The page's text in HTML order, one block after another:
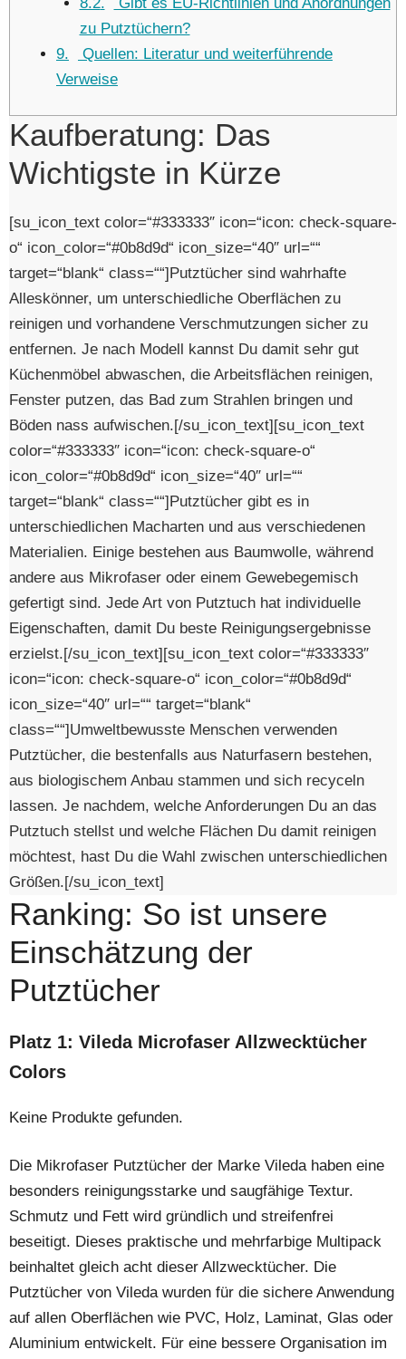
zu Putztüchern?
9
Quellen: Literatur und weiterführende
Verweise
Kaufberatung: Das
Wichtigste in Kürze
[su_icon_text color=“#333333″ icon=“icon: check-square-
o“ icon_color=“#0b8d9d“ icon_size=“40″ url=““
target=“blank“ class=““]Putztücher sind wahrhafte
Alleskönner, um unterschiedliche Oberflächen zu
reinigen und vorhandene Verschmutzungen sicher zu
entfernen. Je nach Modell kannst Du damit sehr gut
Küchenmöbel abwaschen, die Arbeitsflächen reinigen,
Fenster putzen, das Bad zum Strahlen bringen und
Böden nass aufwischen.[/su_icon_text][su_icon_text
color=“#333333″ icon=“icon: check-square-o“
icon_color=“#0b8d9d“ icon_size=“40″ url=““
target=“blank“ class=““]Putztücher gibt es in
unterschiedlichen Macharten und aus verschiedenen
Materialien. Einige bestehen aus Baumwolle, während
andere aus Mikrofaser oder einem Gewebegemisch
gefertigt sind. Jede Art von Putztuch hat individuelle
Eigenschaften, damit Du beste Reinigungsergebnisse
erzielst.[/su_icon_text][su_icon_text color=“#333333″
icon=“icon: check-square-o“ icon_color=“#0b8d9d“
icon_size=“40″ url=““ target=“blank“
class=““]Umweltbewusste Menschen verwenden
Putztücher, die bestenfalls aus Naturfasern bestehen,
aus biologischem Anbau stammen und sich recyceln
lassen. Je nachdem, welche Anforderungen Du an das
Putztuch stellst und welche Flächen Du damit reinigen
möchtest, hast Du die Wahl zwischen unterschiedlichen
Größen.[/su_icon_text]
Ranking: So ist unsere
Einschätzung der
Putztücher
Platz 1: Vileda Microfaser Allzwecktücher
Colors
Keine Produkte gefunden.
Die Mikrofaser Putztücher der Marke Vileda haben eine
besonders reinigungsstarke und saugfähige Textur.
Schmutz und Fett wird gründlich und streifenfrei
beseitigt. Dieses praktische und mehrfarbige Multipack
beinhaltet gleich acht dieser Allzwecktücher. Die
Putztücher von Vileda wurden für die sichere Anwendung
auf allen Oberflächen wie PVC, Holz, Laminat, Glas oder
Aluminium entwickelt. Für eine bessere Organisation im